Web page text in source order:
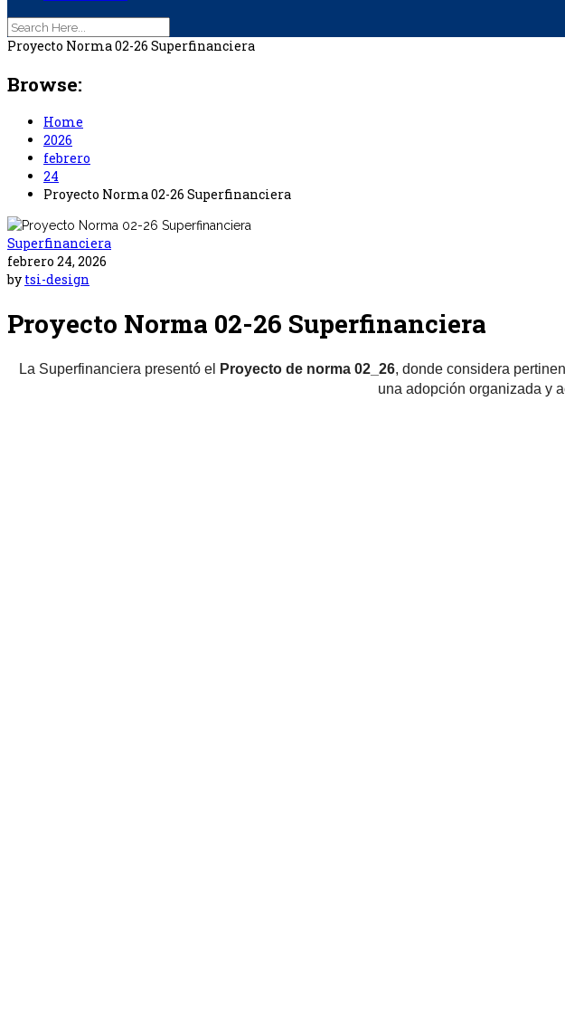
Proyecto Norma 02-26 Superfinanciera
Browse:
Home
2026
febrero
24
Proyecto Norma 02-26 Superfinanciera
Superfinanciera
febrero 24, 2026
by tsi-design
Proyecto Norma 02-26 Superfinanciera
La Superfinanciera presentó el Proyecto de norma 02_26, donde considera
una adopción organizada y